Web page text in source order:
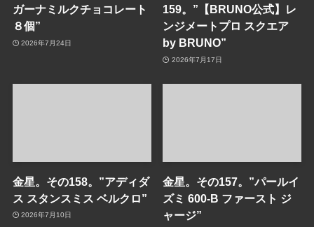
ガーナミルクチョコレート
８個”
2026年7月24日
159。”【BRUNO公式】レ
ンジメートプロ スクエア
by BRUNO”
2026年7月17日
金星。その158。”アディダ
ス スタンスミス ベルクロ”
2026年7月10日
金星。その157。”パールイ
ズミ 600-B ファースト ジ
ャージ”